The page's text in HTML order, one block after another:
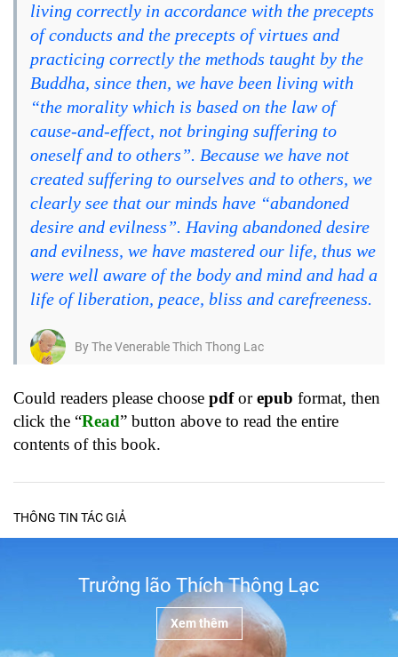
living correctly in accordance with the precepts
of conducts and the precepts of virtues and
practicing correctly the methods taught by the
Buddha, since then, we have been living with
“the morality which is based on the law of
cause-and-effect, not bringing suffering to
oneself and to others”. Because we have not
created suffering to ourselves and to others, we
clearly see that our minds have “abandoned
desire and evilness”. Having abandoned desire
and evilness, we have mastered our life, thus we
were well aware of the body and mind and had a
life of liberation, peace, bliss and carefreeness.
By The Venerable Thich Thong Lac
Could readers please choose pdforepub format, then
click the “Read” button above to read the entire
contents of this book.
THÔNG TIN TÁC GIẢ
Trưởng lão Thích Thông Lạc
Xem thêm